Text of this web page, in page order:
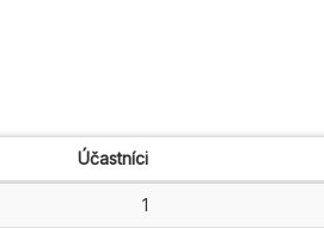
Účastníci
1